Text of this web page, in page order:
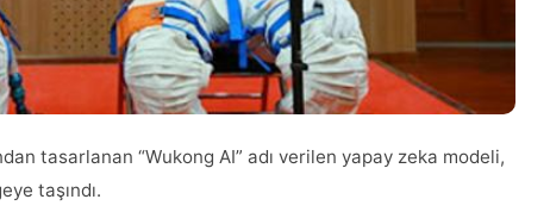
tasarlanan “Wukong AI” adı verilen yapay zeka modeli,
taşındı.